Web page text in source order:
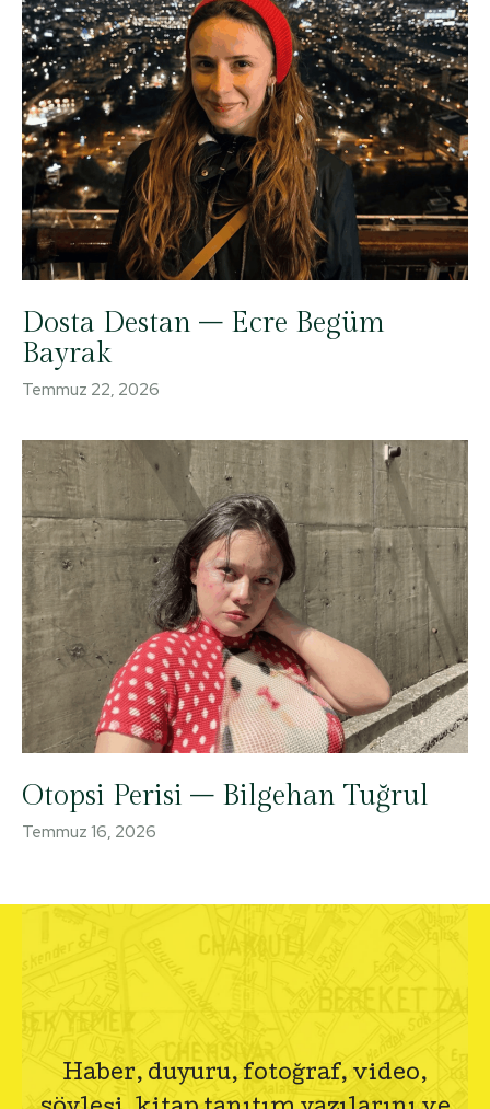
Dosta Destan – Ecre Begüm
Bayrak
Temmuz 22, 2026
Otopsi Perisi – Bilgehan Tuğrul
Temmuz 16, 2026
Haber, duyuru, fotoğraf, video,